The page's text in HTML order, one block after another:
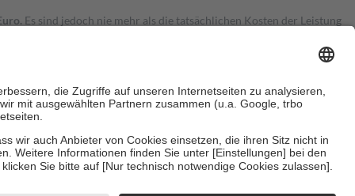
Es sind jedoch nie mehr als die tatsächlichen Kosten der Leistung
Zuzahlungen an bei: